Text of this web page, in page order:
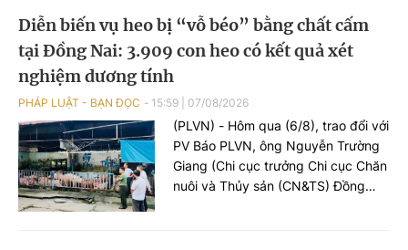
tỉnh Thanh Hoá và đối tượng Hoàng
Xuân Đức (SN 2003), trú tại phường
bạc”.
Diễn biến vụ heo bị “vỗ béo” bằng chất cấm
tại Đồng Nai: 3.909 con heo có kết quả xét
nghiệm dương tính
PHÁP LUẬT - BẠN ĐỌC 15:59 07/08/2026
(PLVN) - Hôm qua (6/8), trao đổi với
PV Báo PLVN, ông Nguyễn Trường
Giang (Chi cục trưởng Chi cục Chăn
nuôi và Thủy sản (CN&TS) Đồng